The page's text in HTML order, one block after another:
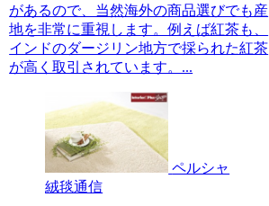
があるので、当然海外の商品選びでも産
地を非常に重視します。例えば紅茶も、
インドのダージリン地方で採られた紅茶
が高く取引されています。...
ペルシャ
絨毯通信